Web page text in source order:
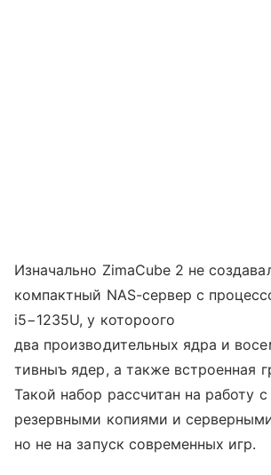
Изначально ZimaCube 2 не
компактный NAS-сервер с
i5−1235U, у котороого
два производительных ядра и
тивныъ ядер, а также встроенная
Такой набор рассчитан на работу
резервными копиями и
но не на запуск современных игр.